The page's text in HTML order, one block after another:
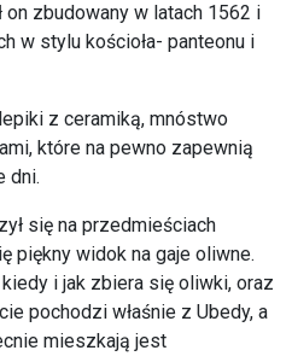
on zbudowany w latach 1562 i
w stylu kościoła- panteonu i
z ceramiką, mnóstwo
które na pewno zapewnią
dni.
się na przedmieściach
piękny widok na gaje oliwne.
i jak zbiera się oliwki, oraz
pochodzi właśnie z Ubedy, a
mieszkają jest